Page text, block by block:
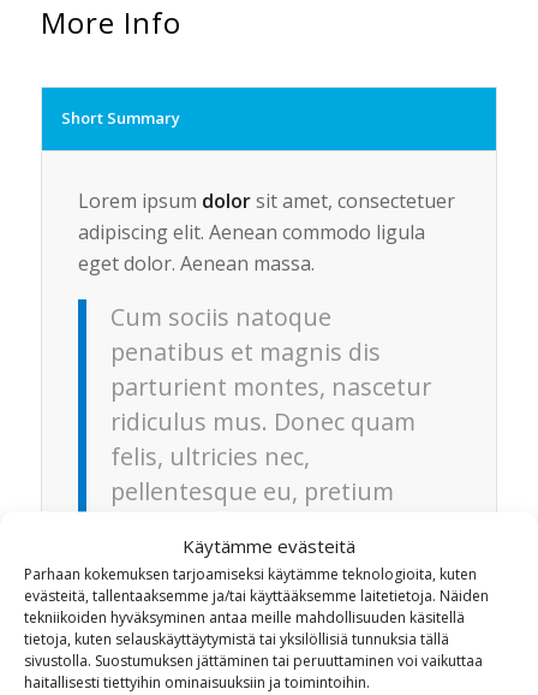
Käytämme evästeitä
Parhaan kokemuksen tarjoamiseksi käytämme teknologioita, kuten
evästeitä, tallentaaksemme ja/tai käyttääksemme laitetietoja. Näiden
tekniikoiden hyväksyminen antaa meille mahdollisuuden käsitellä
tietoja, kuten selauskäyttäytymistä tai yksilöllisiä tunnuksia tällä
sivustolla. Suostumuksen jättäminen tai peruuttaminen voi vaikuttaa
haitallisesti tiettyihin ominaisuuksiin ja toimintoihin.
More Info
Short Summary
Lorem ipsum dolorsit amet, consectetuer
adipiscing elit. Aenean commodo ligula
eget dolor. Aenean massa.
Cum sociis natoque
penatibus et magnis dis
parturient montes, nascetur
ridiculus mus. Donec quam
felis, ultricies nec,
pellentesque eu, pretium
In enim justo, rhoncus ut, imperdiet a,
venenatis vitae, justo. Nullam dictum felis
eu pede mollis pretium. Integertincidunt
Cras dapibus. Nulla consequat massa quis